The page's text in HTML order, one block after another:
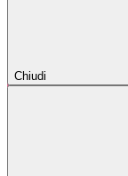
Chiudi